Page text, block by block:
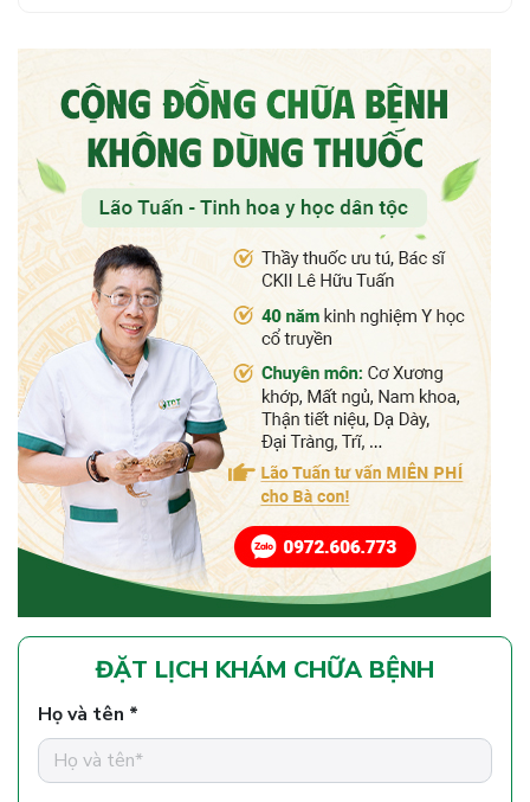
ĐẶT LỊCH KHÁM CHỮA BỆNH
Họ và tên *